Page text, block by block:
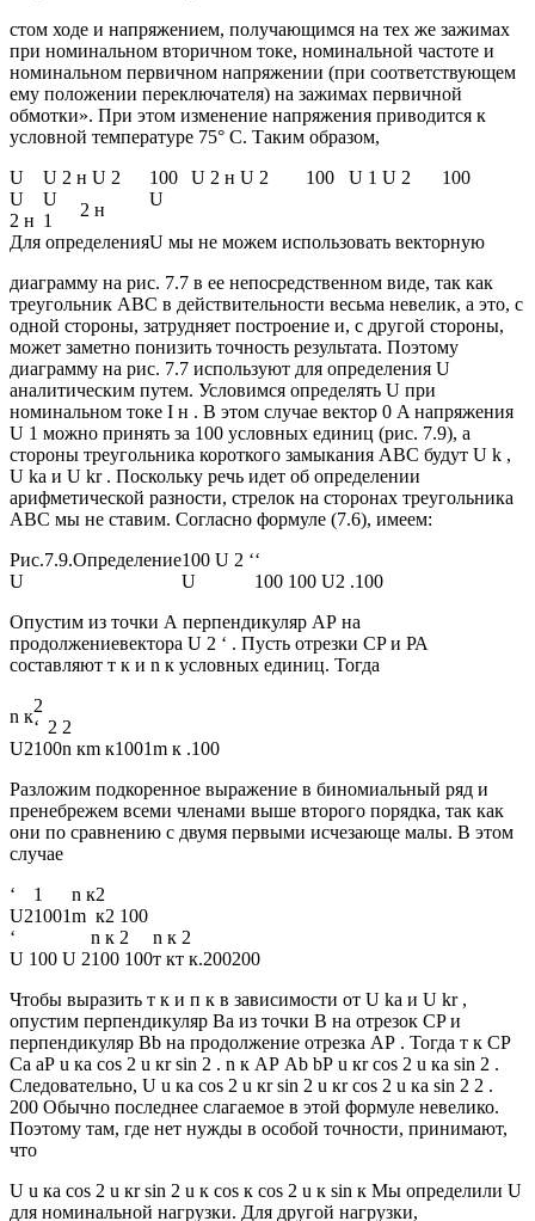
стом ходе и напряжением, получающимся на тех же зажимах
при номинальном вторичном токе, номинальной частоте и
номинальном первичном напряжении (при соответствующем
ему положении переключателя) на зажимах первичной
обмотки». При этом изменение напряжения приводится к
условной температуре 75° С. Таким образом,
U
U 2 н U 2 100 U 2 н U 2 100 U 1 U 2
100
U
U
2 н
U
2 н 1
Для определенияU мы не можем использовать векторную
диаграмму на рис. 7.7 в ее непосредственном виде, так как
треугольник ABC в действительности весьма невелик, а это, с
одной стороны, затрудняет построение и, с другой стороны,
может заметно понизить точность результата. Поэтому
диаграмму на рис. 7.7 используют для определения U
аналитическим путем. Условимся определять U при
номинальном токе I н . В этом случае вектор 0 A напряжения
U 1 можно принять за 100 условных единиц (рис. 7.9), а
стороны треугольника короткого замыкания ABC будут U k ,
U ka и U kr . Поскольку речь идет об определении
арифметической разности, стрелок на сторонах треугольника
ABC мы не ставим. Согласно формуле (7.6), имеем:
Рис.7.9.Определение100 U 2 ‘‘
U
U 100 100 U2 .100
Опустим из точки А перпендикуляр АР на
продолжениевектора U 2 ‘ . Пусть отрезки CP и РА
составляют т к и n к условных единиц. Тогда
n к
2
‘ 2 2
U2100n кm к1001m к .100
Разложим подкоренное выражение в биномиальный ряд и
пренебрежем всеми членами выше второго порядка, так как
они по сравнению с двумя первыми исчезающе малы. В этом
случае
‘
1 n к2
U21001m к2 100
‘
n к 2
n к 2
U 100 U 2100 100т кт к.200200
Чтобы выразить т к и п к в зависимости от U ka и U kr ,
опустим перпендикуляр Ва из точки В на отрезок CP и
перпендикуляр Вb на продолжение отрезка АР . Тогда т к СР
Са аР u ка cos 2 u кr sin 2 . n к AР Ab bР u кr cos 2 u кa sin 2 .
Следовательно, U u ка cos 2 u кr sin 2 u кr cos 2 u кa sin 2 2 .
200 Обычно последнее слагаемое в этой формуле невелико.
Поэтому там, где нет нужды в особой точности, принимают,
что
U u ка cos 2 u кr sin 2 u к cos к cos 2 u к sin к Мы определили U
для номинальной нагрузки. Для другой нагрузки,